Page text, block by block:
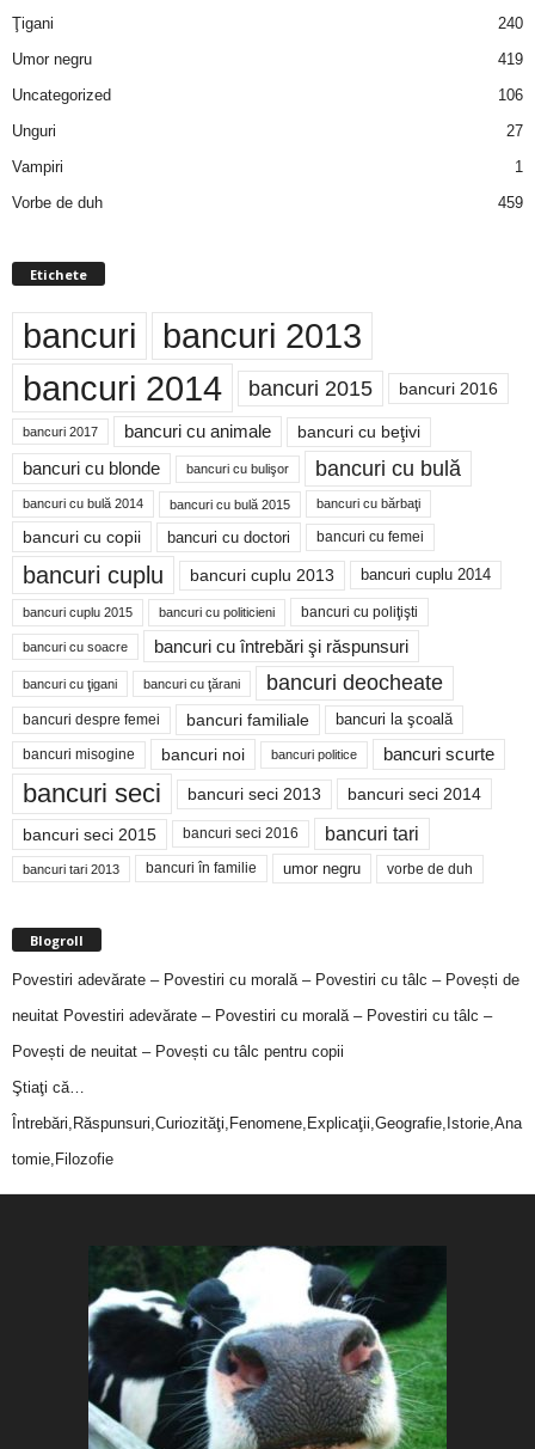
Ţigani
240
Umor negru
419
Uncategorized
106
Unguri
27
Vampiri
1
Vorbe de duh
459
Etichete
bancuri bancuri 2013
bancuri 2014 bancuri 2015 bancuri 2016
bancuri 2017 bancuri cu animale bancuri cu beţivi
bancuri cu blonde bancuri cu bulişor bancuri cu bulă
bancuri cu bulă 2014 bancuri cu bulă 2015 bancuri cu bărbaţi
bancuri cu copii bancuri cu doctori bancuri cu femei
bancuri cuplu bancuri cuplu 2013 bancuri cuplu 2014
bancuri cuplu 2015 bancuri cu politicieni bancuri cu poliţişti
bancuri cu soacre bancuri cu întrebări şi răspunsuri
bancuri cu ţigani bancuri cu ţărani bancuri deocheate
bancuri despre femei bancuri familiale bancuri la şcoală
bancuri misogine bancuri noi bancuri politice bancuri scurte
bancuri seci bancuri seci 2013 bancuri seci 2014
bancuri seci 2015 bancuri seci 2016 bancuri tari
bancuri tari 2013 bancuri în familie umor negru vorbe de duh
Blogroll
Povestiri adevărate – Povestiri cu morală – Povestiri cu tâlc – Povești de
neuitat Povestiri adevărate – Povestiri cu morală – Povestiri cu tâlc –
Povești de neuitat – Povești cu tâlc pentru copii
Ştiaţi că…
Întrebări,Răspunsuri,Curiozităţi,Fenomene,Explicaţii,Geografie,Istorie,Ana
tomie,Filozofie